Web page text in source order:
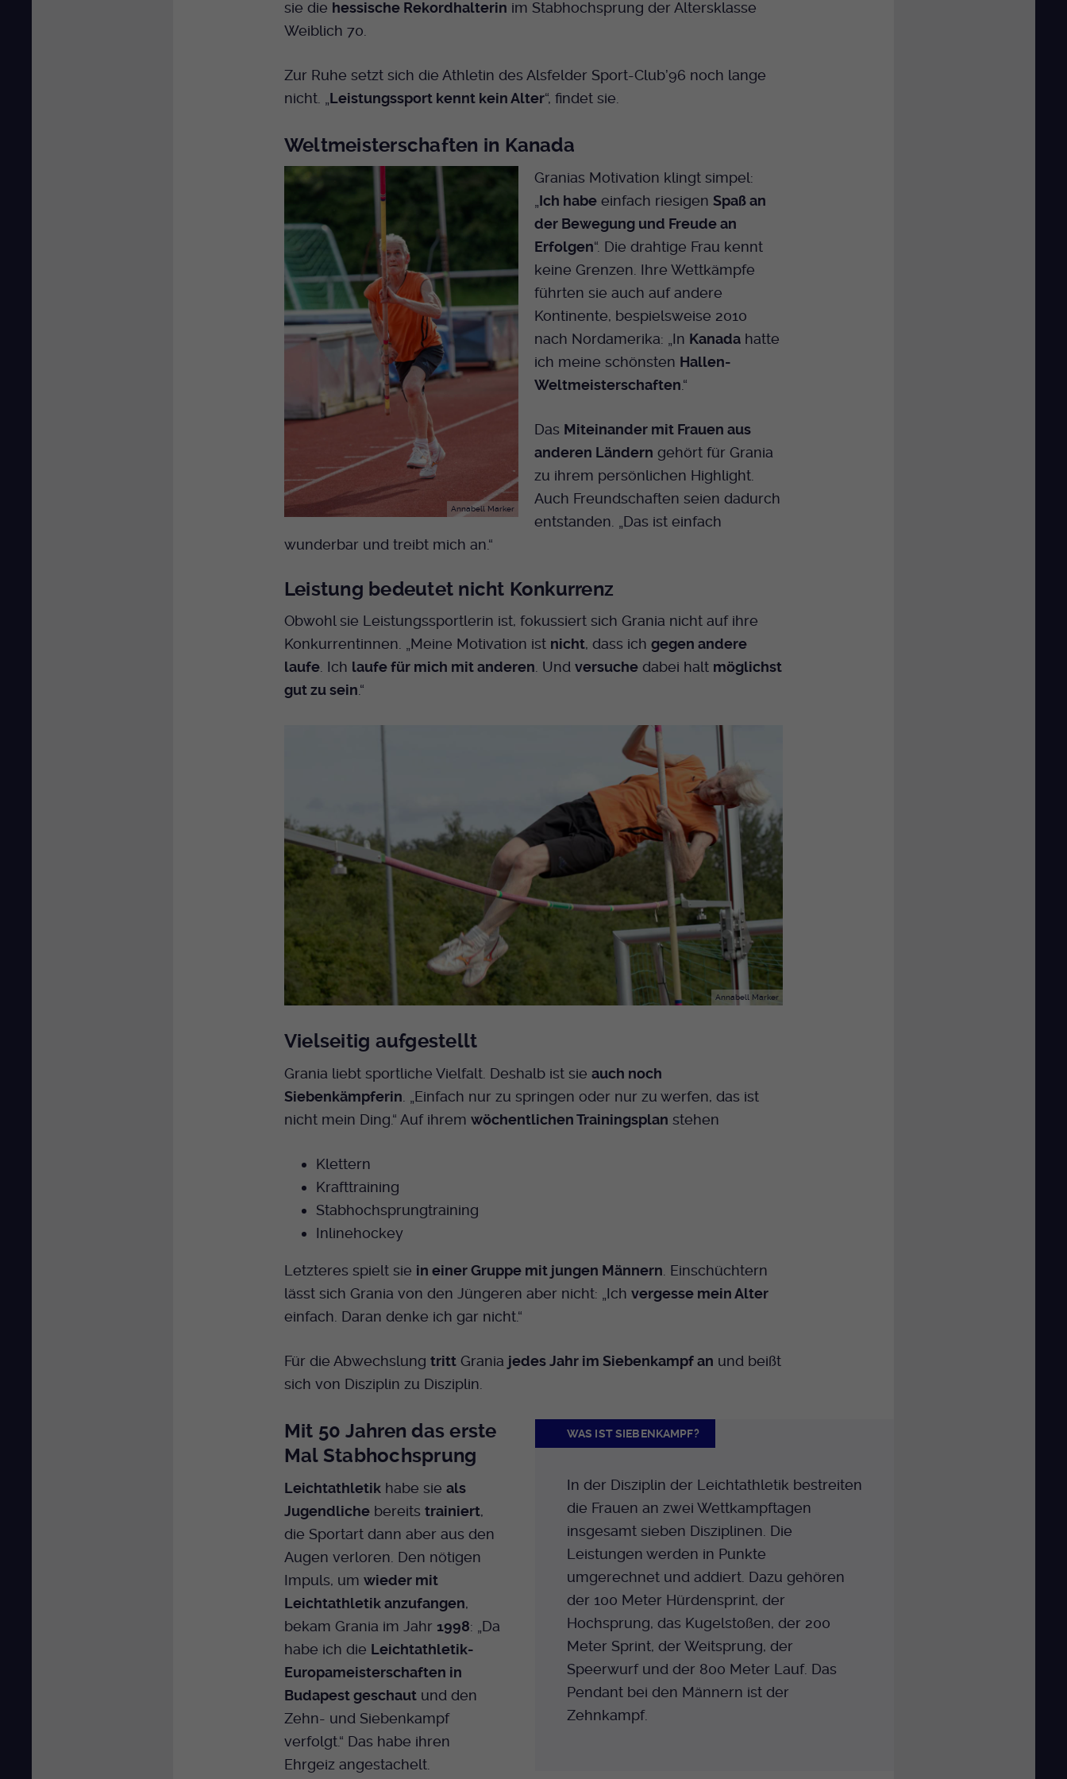
sie die hessische Rekordhalterin im Stabhochsprung der Altersklasse
Weiblich 70.
Zur Ruhe setzt sich die Athletin des Alsfelder Sport-Club’96 noch lange
nicht. „ Leistungssport kennt kein Alter“, findet sie.
Weltmeisterschaften in Kanada
Annabell Marker
Granias Motivation klingt simpel:
Ich habe einfach riesigenSpaß an
der Bewegung und Freude an
Erfolgen“. Die drahtige Frau kennt
keine Grenzen. Ihre Wettkämpfe
führten sie auch auf andere
Kontinente, bespielsweise 2010
nach Nordamerika: „In Kanada hatte
ich meine schönsten Hallen-
Weltmeisterschaften.“
Das Miteinander mit Frauen aus
anderen Ländern gehört für Grania
zu ihrem persönlichen Highlight.
Auch Freundschaften seien dadurch
entstanden. „Das ist einfach
wunderbar und treibt mich an.“
Leistung bedeutet nicht Konkurrenz
Obwohl sie Leistungssportlerin ist, fokussiert sich Grania nicht auf ihre
Konkurrentinnen. „Meine Motivation ist nicht, dass ich gegen andere
laufe. Ich laufe für mich mit anderen . Und versuchedabei halt möglichst
gut zu sein.“
Annabell Marker
Vielseitig aufgestellt
Grania liebt sportliche Vielfalt. Deshalb ist sie auch noch
Siebenkämpferin . „Einfach nur zu springen oder nur zu werfen, das ist
nicht mein Ding.“ Auf ihrem wöchentlichen Trainingsplan stehen
Klettern
Krafttraining
Stabhochsprungtraining
Inlinehockey
Letzteres spielt sie in einer Gruppe mit jungen Männern . Einschüchtern
lässt sich Grania von den Jüngeren aber nicht: „Ich vergesse mein Alter
einfach. Daran denke ich gar nicht.“
Für die Abwechslung trittGrania jedes Jahr im Siebenkampf an und beißt
sich von Disziplin zu Disziplin.
WAS IST SIEBENKAMPF?
In der Disziplin der Leichtathletik bestreiten
die Frauen an zwei Wettkampftagen
insgesamt sieben Disziplinen. Die
Leistungen werden in Punkte
umgerechnet und addiert. Dazu gehören
der 100 Meter Hürdensprint, der
Hochsprung, das Kugelstoßen, der 200
Meter Sprint, der Weitsprung, der
Speerwurf und der 800 Meter Lauf. Das
Pendant bei den Männern ist der
Zehnkampf.
Mit 50 Jahren das erste
Mal Stabhochsprung
Leichtathletik habe sie als
Jugendlichebereits trainiert,
die Sportart dann aber aus den
Augen verloren. Den nötigen
Impuls, um wieder mit
Leichtathletik anzufangen,
bekam Grania im Jahr 1998: „Da
habe ich die Leichtathletik-
Europameisterschaften in
Budapest geschautund den
Zehn- und Siebenkampf
verfolgt.“ Das habe ihren
Ehrgeiz angestachelt.
Laufzeit Ende der Sitzung
Anbieter EKHN
Zweck
Notwendig zum sicheren Betrieb der
Name cookie_optin-[n]
Anbieter EKHN
Laufzeit
Bei Ausahl nur essentieller Cookies wird dieser
Cookie am Ende der Sitzung gelöscht.
Ansonsten 1 Monat.
Zweck
Einstellungen. Eine optionale Nummer nach
dem Namen gibt lediglich eine
Versionsnummer an.
Laufzeit 1 Jahr
Speicherung der Cookie Constent
Spotify
Giphy